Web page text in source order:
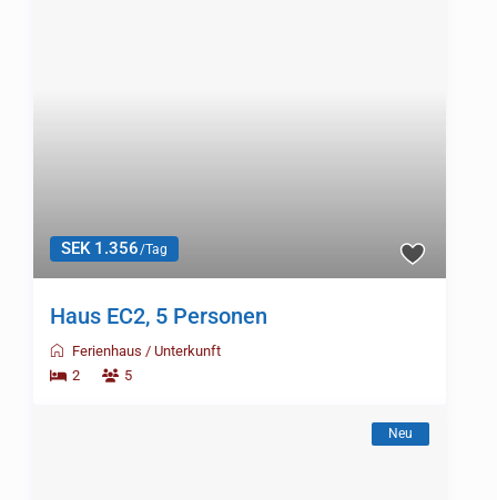
SEK 1.356/Tag
Haus EC2, 5 Personen
Ferienhaus /Unterkunft
2
5
Neu